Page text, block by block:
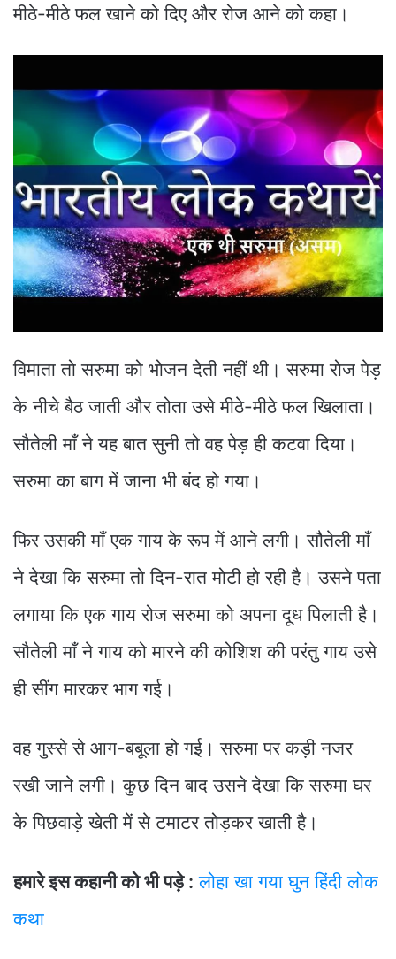
मीठे-मीठे फल खाने को दिए और रोज आने को कहा।
विमाता तो सरुमा को भोजन देती नहीं थी। सरुमा रोज पेड़
के नीचे बैठ जाती और तोता उसे मीठे-मीठे फल खिलाता।
सौतेली माँ ने यह बात सुनी तो वह पेड़ ही कटवा दिया।
सरुमा का बाग में जाना भी बंद हो गया।
फिर उसकी माँ एक गाय के रूप में आने लगी। सौतेली माँ
ने देखा कि सरुमा तो दिन-रात मोटी हो रही है। उसने पता
लगाया कि एक गाय रोज सरुमा को अपना दूध पिलाती है।
सौतेली माँ ने गाय को मारने की कोशिश की परंतु गाय उसे
ही सींग मारकर भाग गई।
वह गुस्से से आग-बबूला हो गई। सरुमा पर कड़ी नजर
रखी जाने लगी। कुछ दिन बाद उसने देखा कि सरुमा घर
के पिछवाड़े खेती में से टमाटर तोड़कर खाती है।
हमारे इस कहानी को भी पड़े : लोहा खा गया घुन हिंदी लोक
कथा